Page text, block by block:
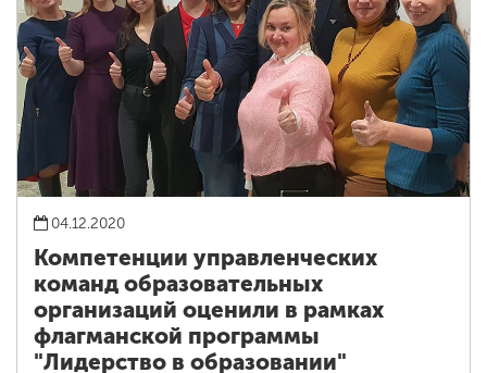
04.12.2020
Компетенции управленческих
команд образовательных
организаций оценили в рамках
флагманской программы
"Лидерство в образовании"